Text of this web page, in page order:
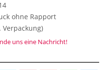
ohne Rapport
Verpackung)
uns eine Nachricht!